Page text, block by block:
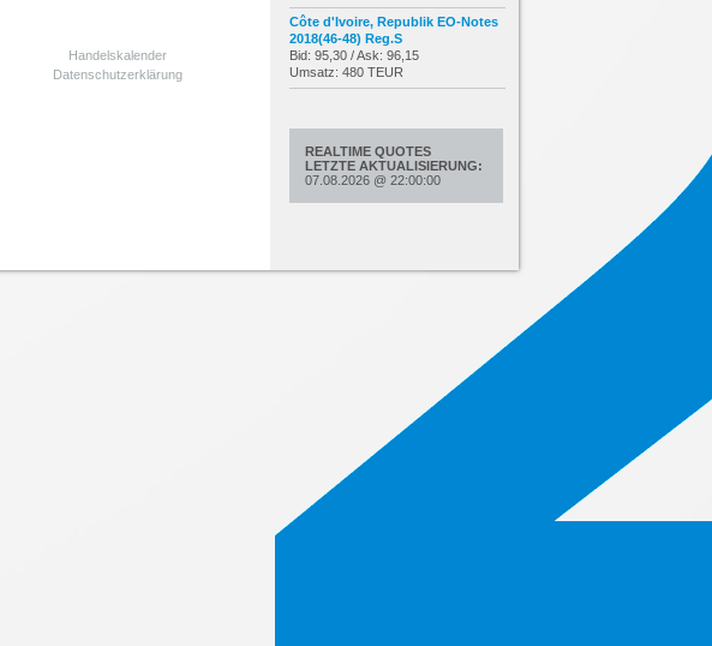
Handelskalender
Datenschutzerklärung
Côte d'Ivoire, Republik EO-Notes
2018(46-48) Reg.S
Bid: 95,30 / Ask: 96,15
Umsatz: 480 TEUR
REALTIME QUOTES
LETZTE AKTUALISIERUNG:
07.08.2026 @ 22:00:00